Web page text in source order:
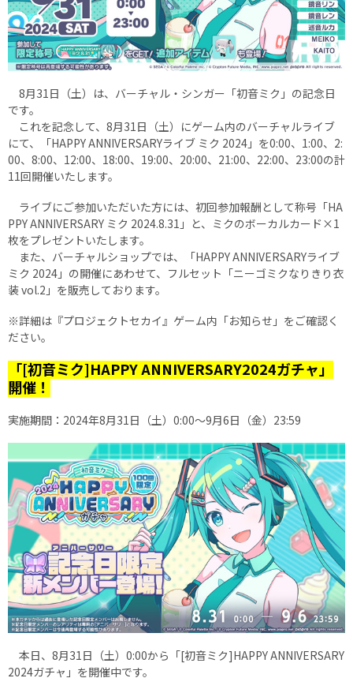
8月31日（土）は、バーチャル・シンガー「初音ミク」の記念日
です。
これを記念して、8月31日（土）にゲーム内のバーチャルライブ
にて、「HAPPY ANNIVERSARYライブ ミク 2024」を0:00、1:00、2:
00、8:00、12:00、18:00、19:00、20:00、21:00、22:00、23:00の計
11回開催いたします。
ライブにご参加いただいた方には、初回参加報酬として称号「HA
PPY ANNIVERSARY ミク 2024.8.31」と、ミクのボーカルカード×1
枚をプレゼントいたします。
また、バーチャルショップでは、「HAPPY ANNIVERSARYライブ
ミク 2024」の開催にあわせて、フルセット「ニーゴミクなりきり衣
装 vol.2」を販売しております。
※詳細は『プロジェクトセカイ』ゲーム内「お知らせ」をご確認く
ださい。
「[初音ミク]HAPPY ANNIVERSARY2024ガチャ」
開催！
実施期間：2024年8月31日（土）0:00～9月6日（金）23:59
本日、8月31日（土）0:00から「[初音ミク]HAPPY ANNIVERSARY
2024ガチャ」を開催中です。